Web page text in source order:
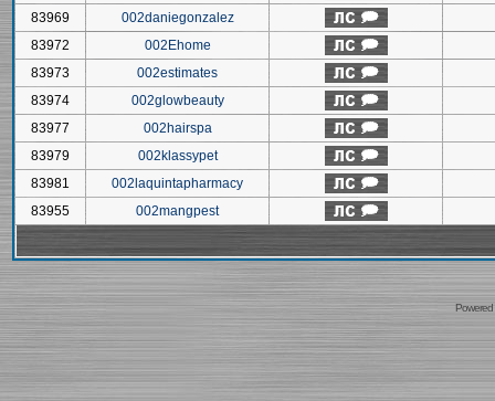
83969
002daniegonzalez
83972
002Ehome
83973
002estimates
83974
002glowbeauty
83977
002hairspa
83979
002klassypet
83981
002laquintapharmacy
83955
002mangpest